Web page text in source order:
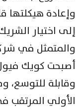
وإعادة هيكلتها
إلى اختيار
والمتمثل في
أصبحت كويك
وقابلة
الأولي المرتقب